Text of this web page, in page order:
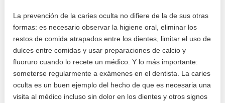
La prevención de la caries oculta no difiere de la de sus otras
formas: es necesario observar la higiene oral, eliminar los
restos de comida atrapados entre los dientes, limitar el uso de
dulces entre comidas y usar preparaciones de calcio y
fluoruro cuando lo recete un médico. Y lo más importante:
someterse regularmente a exámenes en el dentista. La caries
oculta es un buen ejemplo del hecho de que es necesaria una
visita al médico incluso sin dolor en los dientes y otros signos